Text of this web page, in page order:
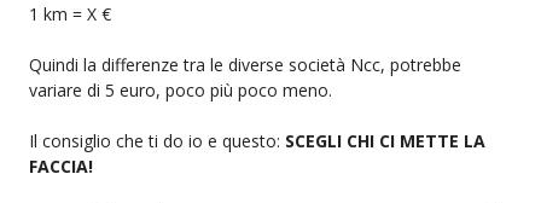
1 km = X €
Quindi la differenze tra le diverse società Ncc, potrebbe
variare di 5 euro, poco più poco meno.
Il consiglio che ti do io e questo: SCEGLI CHI CI METTE LA
FACCIA!